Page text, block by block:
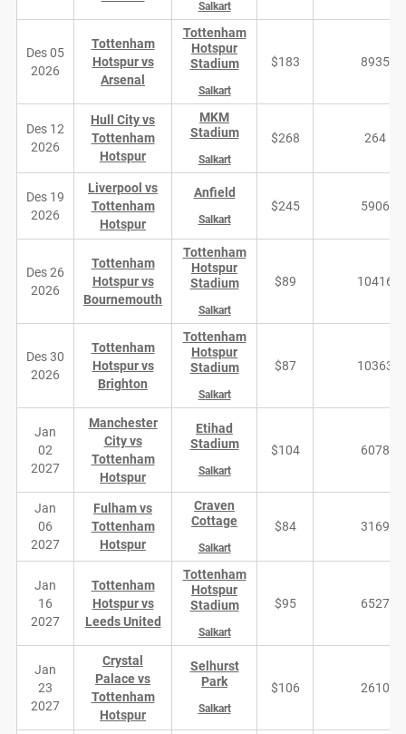
Salkart
Des 05
2026
Tottenham
Hotspur vs
Arsenal
Tottenham
Hotspur
Stadium
Salkart
$183 8935
Des 12
2026
Hull City vs
Tottenham
Hotspur
MKM
Stadium
Salkart
$268 264
Des 19
2026
Liverpool vs
Tottenham
Hotspur
Anfield
Salkart
$245 5906
Des 26
2026
Tottenham
Hotspur vs
Bournemouth
Tottenham
Hotspur
Stadium
Salkart
$89 10416
Des 30
2026
Tottenham
Hotspur vs
Brighton
Tottenham
Hotspur
Stadium
Salkart
$87 10363
Jan
02
2027
Manchester
City vs
Tottenham
Hotspur
Etihad
Stadium
Salkart
$104 6078
Jan
06
2027
Fulham vs
Tottenham
Hotspur
Craven
Cottage
Salkart
$84 3169
Jan
16
2027
Tottenham
Hotspur vs
Leeds United
Tottenham
Hotspur
Stadium
Salkart
$95 6527
Jan
23
2027
Crystal
Palace vs
Tottenham
Hotspur
Selhurst
Park
Salkart
$106 2610